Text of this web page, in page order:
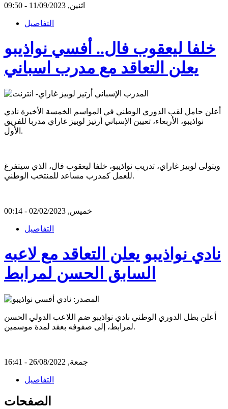
اثنين, 11/09/2023 - 09:50
التفاصيل
خلفا ليعقوب فال.. أفسي نواذيبو
يعلن التعاقد مع مدرب اسباني
أعلن حامل لقب الدوري الوطني في المواسم الخمسة الأخيرة نادي
نواذيبو، الأربعاء، تعيين الإسباني أرتيز لوبيز غاراي مدربا للفريق
الأول.
ويتولى لوبيز غاراي، تدريب نواذيبو، خلفا ليعقوب فال، الذي سيتفرغ
للعمل كمدرب مساعد للمنتخب الوطني.
خميس, 02/02/2023 - 00:14
التفاصيل
نادي نواذيبو يعلن التعاقد مع لاعبه
السابق الحسن لمرابط
أعلن بطل الدوري الوطني نادي نواذيبو ضم اللاعب الدولي الحسن
لمرابط، إلى صفوفه بعقد لمدة موسمين.
جمعة, 26/08/2022 - 16:41
التفاصيل
الصفحات